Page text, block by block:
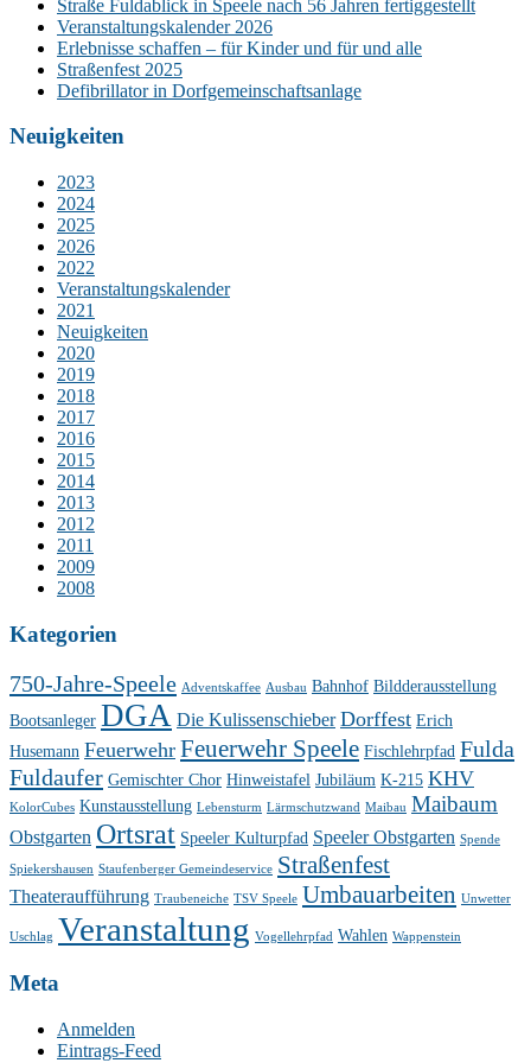
Straße Fuldablick in Speele nach 56 Jahren fertiggestellt
Veranstaltungskalender 2026
Erlebnisse schaffen – für Kinder und für und alle
Straßenfest 2025
Defibrillator in Dorfgemeinschaftsanlage
Neuigkeiten
2023
2024
2025
2026
2022
Veranstaltungskalender
2021
Neuigkeiten
2020
2019
2018
2017
2016
2015
2014
2013
2012
2011
2009
2008
Kategorien
750-Jahre-Speele Adventskaffee Ausbau Bahnhof Bildderausstellung
Bootsanleger DGA Die Kulissenschieber Dorffest Erich
Husemann Feuerwehr Feuerwehr Speele Fischlehrpfad Fulda
Fuldaufer Gemischter Chor Hinweistafel Jubiläum K-215 KHV
KolorCubes Kunstausstellung Lebensturm Lärmschutzwand Maibau Maibaum
Obstgarten Ortsrat Speeler Kulturpfad Speeler Obstgarten Spende
Spiekershausen Staufenberger Gemeindeservice Straßenfest
Theateraufführung Traubeneiche TSV Speele Umbauarbeiten Unwetter
Uschlag Veranstaltung Vogellehrpfad Wahlen Wappenstein
Meta
Anmelden
Eintrags-Feed